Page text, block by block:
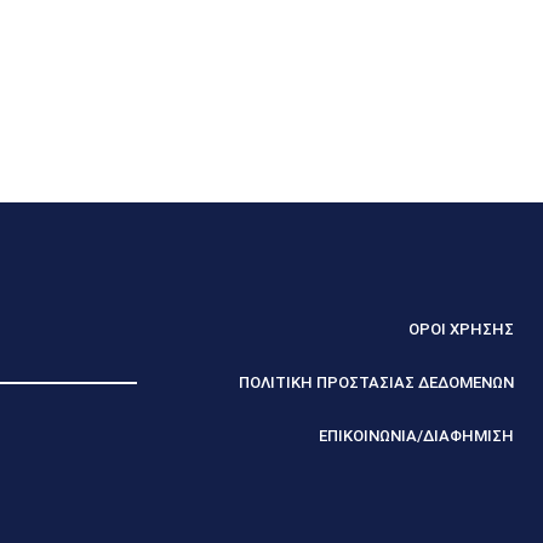
ΟΡΟΙ ΧΡΗΣΗΣ
ΠΟΛΙΤΙΚΗ ΠΡΟΣΤΑΣΙΑΣ ΔΕΔΟΜΕΝΩΝ
ΕΠΙΚΟΙΝΩΝΙΑ/ΔΙΑΦΗΜΙΣΗ